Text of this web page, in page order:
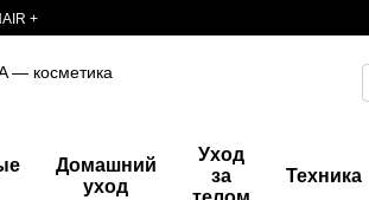
+
Домашний
уход
Уход
за
Техника